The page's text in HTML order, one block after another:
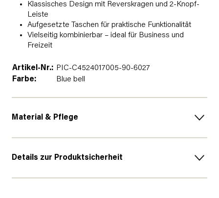
Klassisches Design mit Reverskragen und 2-Knopf-
Leiste
Aufgesetzte Taschen für praktische Funktionalität
Vielseitig kombinierbar – ideal für Business und
Freizeit
Artikel-Nr.: PIC-C4524017005-90-6027
Farbe:
Blue bell
Material & Pflege
Details zur Produktsicherheit